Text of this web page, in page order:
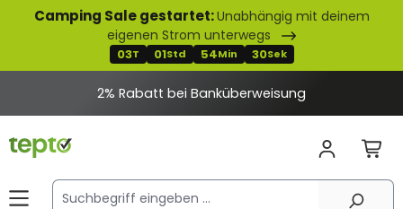
springen
Camping Sale gestartet:Unabhängig mit deinem
eigenen Strom unterwegs
03T 01Std 54Min 29Sek
2% Rabatt bei Banküberweisung